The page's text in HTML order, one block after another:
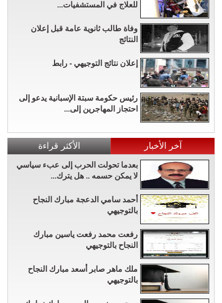
للعلاج في المستشفيات...
وفاة طالب ثانوية عامة قبل إعلان
النتائج
إعلان نتائج التوجيهي - رابط
رئيس حكومة سبتة الإسبانية يدعو إلى
احتجاز المهاجرين إلى...
آخر الأخبار الأكثر قراءة
بعدما تحولت الحرب إلى عبء سياسي
لا يمكن حسمه .. هل يترك...
أحمد سامي الدعجة مبارك النجاح
بالتوجيهي
رفعت محمد رفعت ياسين مبارك
النجاح بالتوجيهي
ملك ماهر صابر أسعد مبارك النجاح
بالتوجيهي